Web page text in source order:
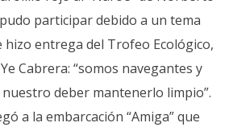
participar debido a un tema
hizo entrega del Trofeo Ecológico,
Cabrera: “somos navegantes y
deber mantenerlo limpio”.
a la embarcación “Amiga” que